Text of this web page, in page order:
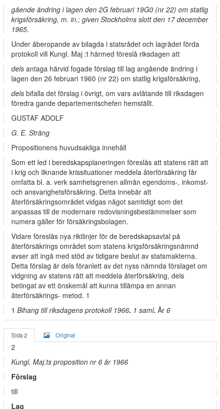
gående ändring i lagen den 2G februari 19G0 (nr 22) om statlig
krigsförsäkring, m. in.; given Stockholms slott den 17 december
1965.
Under åberopande av bilagda i statsrådet och lagrådet förda
protokoll vill Kungl. Maj :t härmed föreslå riksdagen att
dels antaga härvid fogade förslag till lag angående ändring i
lagen den 26 februari 1960 (nr 22) om statlig krigsförsäkring,
dels bifalla det förslag i övrigt, om vars avlåtande till riksdagen
föredra­ gande departementschefen hemställt.
GUSTAF ADOLF
G. E. Sträng
Propositionens huvudsakliga innehåll
Som ett led i beredskapsplaneringen föreslås att statens rätt att
i krig och liknande krissituationer meddela återförsäkring får
omfatta bl. a. verk­ samhetsgrenen allmän egendoms-, inkomst-
och ansvarighetsförsäkring. Detta innebär att
återförsäkringsområdet vidgas något samtidigt som det
anpassas till de modernare redovisningsbestämmelser som
numera gäller för försäkringsbolagen.
Vidare föreslås nya riktlinjer för de beredskapsavtal på
återförsäkrings­ området som statens krigsförsäkringsnämnd
avser att ingå med stöd av tidigare beslut av statsmakterna.
Detta förslag är dels föranlett av det nyss nämnda förslaget om
vidgning av statens rätt att meddela återförsäkring, dels
betingat av ett önskemål att kunna tillämpa en annan
återförsäkrings- metod. 1
1 Bihang till riksdagens protokoll 1966. 1 saml. År 6
Sida 2 Original
2
Kungl. Maj.ts proposition nr 6 år 1966
Förslag
till
Lag